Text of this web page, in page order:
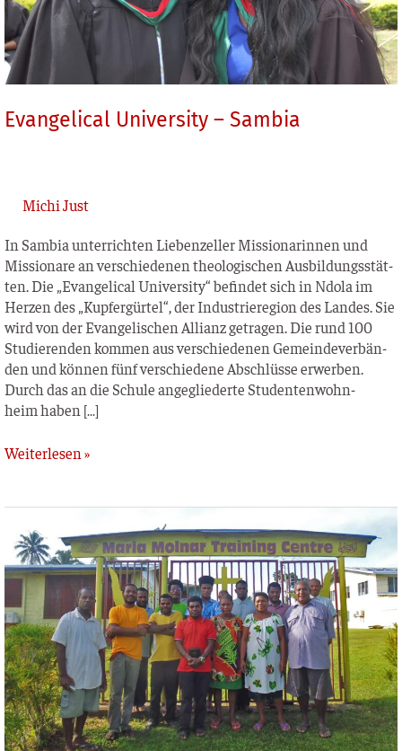
Evangelical University – Sambia
Michi Just
In Sam­bia unter­rich­ten Lie­ben­zel­ler Mis­sio­na­rin­nen und
Mis­sio­na­re an ver­schie­de­nen theo­lo­gi­schen Aus­bil­dungs­stät­
ten. Die „Evan­ge­li­cal Uni­ver­si­ty“ befin­det sich in Ndo­la im
Her­zen des „Kup­fer­gür­tel“, der Indus­trie­re­gi­on des Lan­des. Sie
wird von der Evan­ge­li­schen Alli­anz getra­gen. Die rund 100
Stu­die­ren­den kom­men aus ver­schie­de­nen Gemein­de­ver­bän­
den und kön­nen fünf ver­schie­de­ne Abschlüs­se erwer­ben.
Durch das an die Schu­le ange­glie­der­te Stu­den­ten­wohn­
heim haben […]
Weiterlesen »
Molnar
Bible
Training
Centre
–
Papua-
Neuguinea